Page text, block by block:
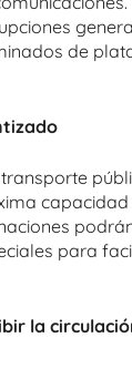
de
capacidad
para
la